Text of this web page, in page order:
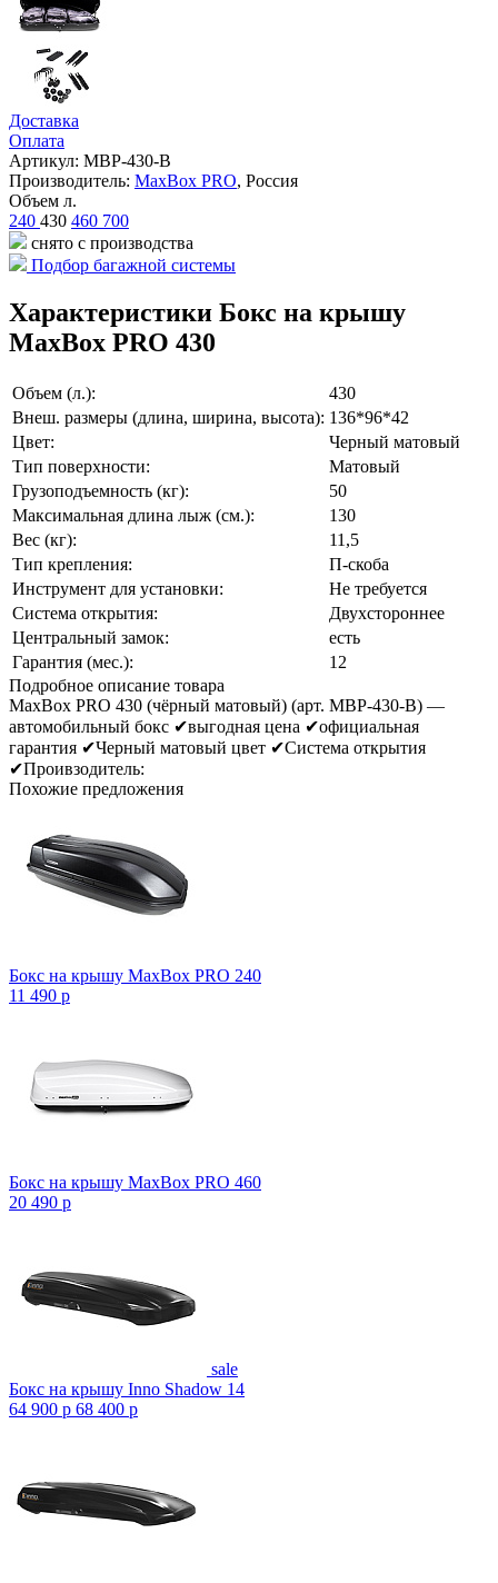
Доставка
Оплата
Артикул: MBP-430-B
Производитель: MaxBox PRO, Россия
Объем л.
240 430 460 700
снято с производства
Подбор багажной системы
Характеристики Бокс на крышу
MaxBox PRO 430
Объем (л.):
430
Внеш. размеры (длина, ширина, высота): 136*96*42
Цвет:
Черный матовый
Тип поверхности:
Матовый
Грузоподъемность (кг):
50
Максимальная длина лыж (см.):
130
Вес (кг):
11,5
Тип крепления:
П-скоба
Инструмент для установки:
Не требуется
Система открытия:
Двухстороннее
Центральный замок:
есть
Гарантия (мес.):
12
Подробное описание товара
MaxBox PRO 430 (чёрный матовый) (арт. MBP-430-B) —
автомобильный бокс ✔выгодная цена ✔официальная
гарантия ✔Черный матовый цвет ✔Система открытия
✔Проивзодитель:
Похожие предложения
Бокс на крышу MaxBox PRO 240
11 490 p
Бокс на крышу MaxBox PRO 460
20 490 p
sale
Бокс на крышу Inno Shadow 14
64 900 p 68 400 p